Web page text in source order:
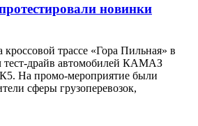
новинки
кроссовой трассе «Гора Пильная» в
тест-драйв автомобилей КАМАЗ
На промо-мероприятие были
сферы грузоперевозок,